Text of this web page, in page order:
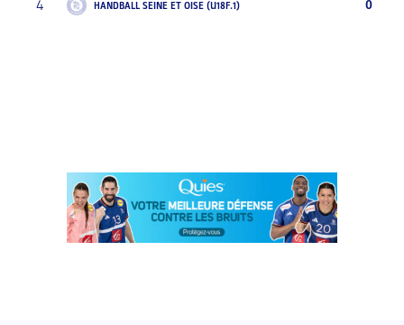
4 HANDBALL SEINE ET OISE (U18F.1) 0